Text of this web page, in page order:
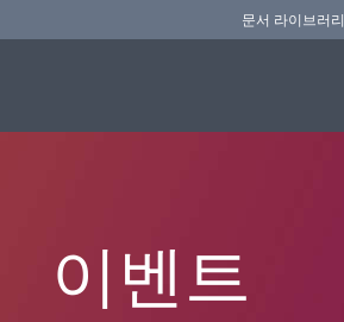
문서 라이브러리
이벤트